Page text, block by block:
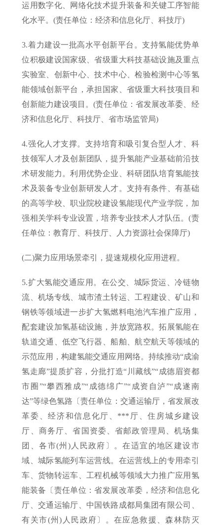
运用数字化、网络化技术提升装备和关键工序智能
化水平。(责任单位：经济和信息化厅、科技厅)
3.着力建设一批高水平创新平台。支持氢能优势单
位积极建设国家级、省级重大科技基础设施及重点
实验室、创新中心、技术中心、检验检测中心等氢
能领域创新平台，承担国家、省级重大科技项目和
创新能力建设项目。(责任单位：省发展改革委、经
济和信息化厅、科技厅、省市场监管局)
4.强化人才支撑。支持培育和吸引复合型人才、科
技领军人才及创新团队，提升氢能产业基础前沿技
术研发能力。利用优势企业、科研团队培育氢能技
术及装备专业创新研发人才。支持有条件、有基础
的高等学校、职业院校建设氢能现代产业学院，加
强相关学科专业设置，培养专业技术人才队伍。(责
任单位：教育厅、科技厅、人力资源社会保障厅)
(二)聚力应用场景牵引，提速规模化应用进程。
5.扩大氢能交通应用。在公交、城际货运、冷链物
流、机场专线、城市渣土转运、工程建设、矿山和
钢铁等领域进一步扩大氢燃料电池汽车推广应用，
配套建设加氢基础设施，并放宽路权。拓展氢能在
轨道交通、低空飞行器、船舶、航空航天等领域的
示范应用，构建氢能交通应用网络。持续推动“成渝
氢走廊”提质扩容，分批打造“川藏线”“成德眉资都
市圈”“攀西雅成”“成德绵广”“成资自泸”“成遂南
达”等绿色氢路〔责任单位：交通运输厅，省发展改
革委、经济和信息化厅、***厅、住房城乡建设
厅、商务厅、省国资委、省邮政管理局、机场集
团、各市(州)人民政府〕。在适宜的地区建设市
域、城际氢能列车运营线。在运营线上的专用牵引
车、货物转运车、工程机械等领域大力推广应用氢
能装备〔责任单位：省发展改革委，经济和信息化
厅、交通运输厅、中国铁路成都局集团有限公司、
有关市(州)人民政府〕。在应急救援、森林防灭